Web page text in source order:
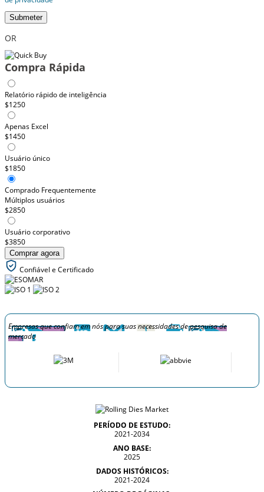
Submeter
OR
Compra Rápida
Relatório rápido de inteligência
$1250
Apenas Excel
$1450
Usuário único
$1850
Comprado Frequentemente
Múltiplos usuários
$2850
Usuário corporativo
$3850
Comprar agora
Confiável e Certificado
Empresas que confiam em nós para suas necessidades de pesquisa de
mercado
PERÍODO DE ESTUDO:
2021-2034
ANO BASE:
2025
DADOS HISTÓRICOS:
2021-2024